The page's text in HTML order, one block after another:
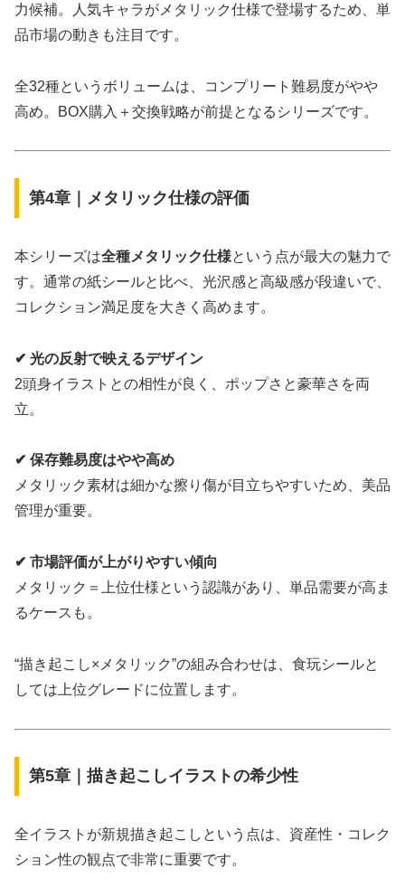
力候補。人気キャラがメタリック仕様で登場するため、単
品市場の動きも注目です。
全32種というボリュームは、コンプリート難易度がやや
高め。BOX購入＋交換戦略が前提となるシリーズです。
第4章｜メタリック仕様の評価
本シリーズは全種メタリック仕様という点が最大の魅力で
す。通常の紙シールと比べ、光沢感と高級感が段違いで、
コレクション満足度を大きく高めます。
✔ 光の反射で映えるデザイン
2頭身イラストとの相性が良く、ポップさと豪華さを両
立。
✔ 保存難易度はやや高め
メタリック素材は細かな擦り傷が目立ちやすいため、美品
管理が重要。
✔ 市場評価が上がりやすい傾向
メタリック＝上位仕様という認識があり、単品需要が高ま
るケースも。
“描き起こし×メタリック”の組み合わせは、食玩シールと
しては上位グレードに位置します。
第5章｜描き起こしイラストの希少性
全イラストが新規描き起こしという点は、資産性・コレク
ション性の観点で非常に重要です。